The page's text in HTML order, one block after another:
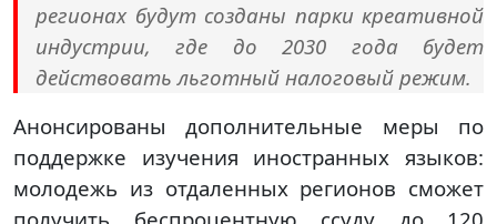
регионах будут созданы парки креативной
индустрии, где до 2030 года будет
действовать льготный налоговый режим.
Анонсированы дополнительные меры по
поддержке изучения иностранных языков:
молодежь из отдаленных регионов сможет